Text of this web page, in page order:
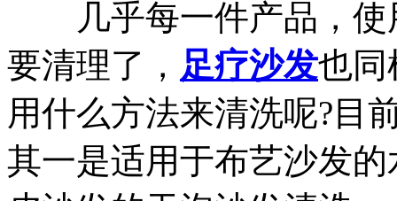
几乎每一件产品，使
要清理了， 足疗沙发也同
用什么方法来清洗呢?目
其一是适用于布艺沙发